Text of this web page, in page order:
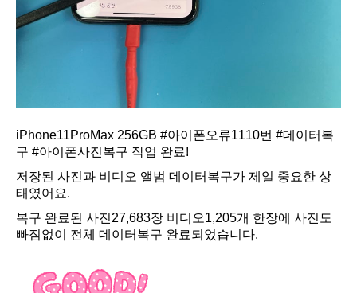
iPhone11ProMax 256GB #아이폰오류1110번 #데이터복
구 #아이폰사진복구 작업 완료!
저장된 사진과 비디오 앨범 데이터복구가 제일 중요한 상
태였어요.
복구 완료된 사진27,683장 비디오1,205개 한장에 사진도
빠짐없이 전체 데이터복구 완료되었습니다.